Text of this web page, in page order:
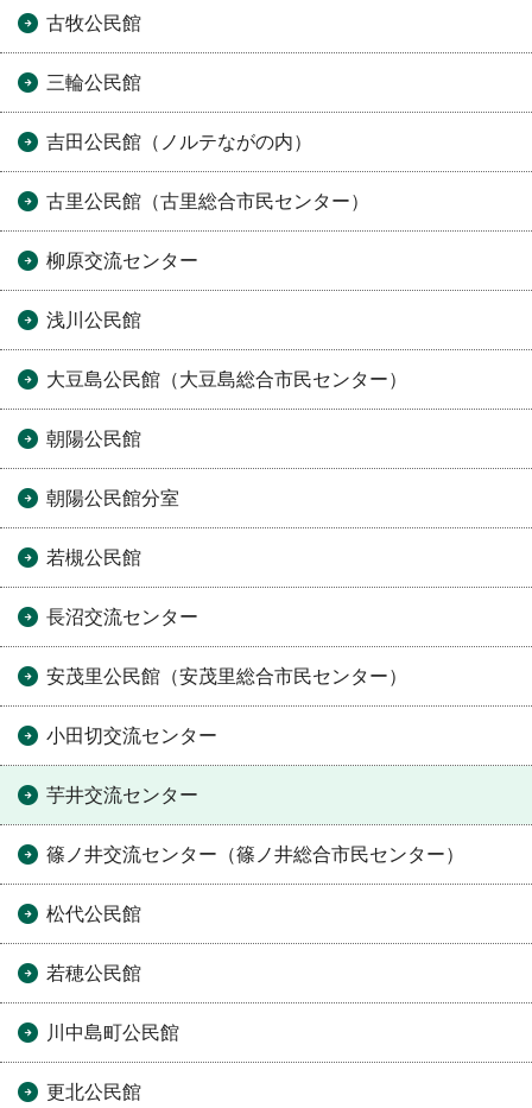
古牧公民館
三輪公民館
吉田公民館（ノルテながの内）
古里公民館（古里総合市民センター）
柳原交流センター
浅川公民館
大豆島公民館（大豆島総合市民センター）
朝陽公民館
朝陽公民館分室
若槻公民館
長沼交流センター
安茂里公民館（安茂里総合市民センター）
小田切交流センター
芋井交流センター
篠ノ井交流センター（篠ノ井総合市民センター）
松代公民館
若穂公民館
川中島町公民館
更北公民館